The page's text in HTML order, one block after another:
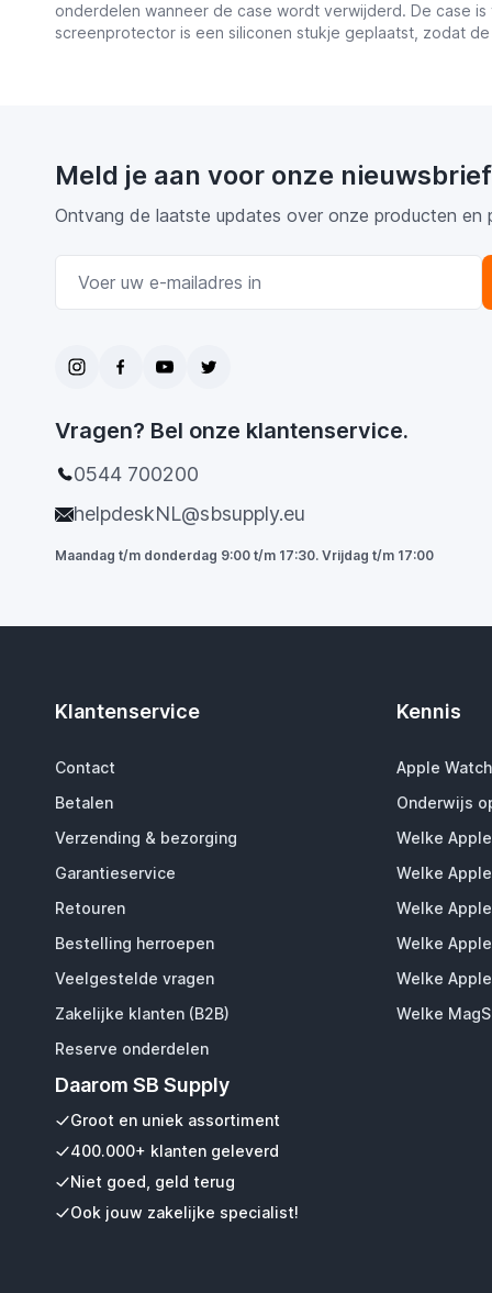
onderdelen wanneer de case wordt verwijderd. De case
screenprotector is een siliconen stukje geplaatst, zodat
Meld je aan voor onze nieuwsbrief
Ontvang de laatste updates over onze producten en
Vragen? Bel onze klantenservice.
0544 700200
helpdeskNL@sbsupply.eu
Maandag t/m donderdag 9:00 t/m 17:30. Vrijdag t/m 17:00
Klantenservice
Contact
Betalen
Verzending & bezorging
Garantieservice
Retouren
Bestelling herroepen
Veelgestelde vragen
Zakelijke klanten (B2B)
Reserve onderdelen
Daarom SB Supply
Groot en uniek assortiment
400.000+ klanten geleverd
Niet goed, geld terug
Ook jouw zakelijke specialist!
Kennis
Apple
Onderwijs
Welke
Welke
Welke
Welke
Welke
Welke